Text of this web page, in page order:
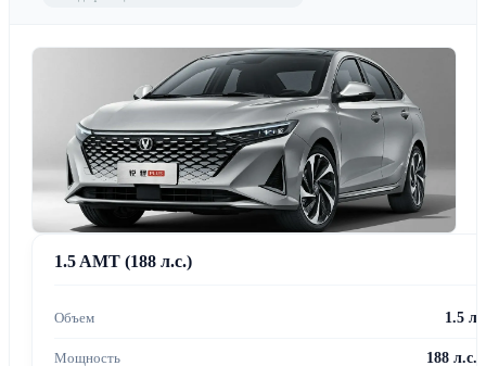
1.5 AMT (188 л.с.)
1.5 л
188 л.с.